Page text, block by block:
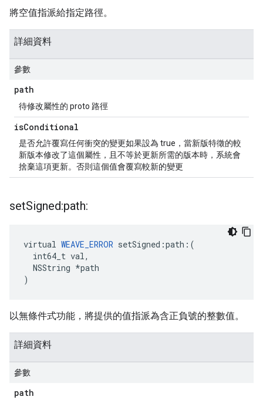
將空值指派給指定路徑。
詳細資料
參數
path
待修改屬性的 proto 路徑
isConditional
是否允許覆寫任何衝突的變更如果設為 true，當新版特徵的較
新版本修改了這個屬性，且不等於更新所需的版本時，系統會
捨棄這項更新。否則這個值會覆寫較新的變更
setSigned:path:
virtual WEAVE_ERROR setSigned:path:(
  int64_t val,
  NSString *path
)
以無條件式功能，將提供的值指派為含正負號的整數值。
詳細資料
參數
path